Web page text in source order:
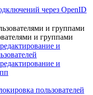
через OpenID
и группами
и группами
и
и
пользователей